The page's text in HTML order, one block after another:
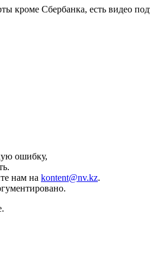
кроме Сбербанка, есть видео
ошибку,
нам на kontent@nv.kz.